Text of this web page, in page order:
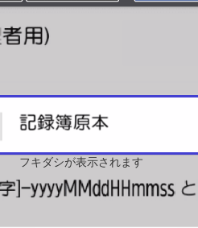
フキダシが表示されます